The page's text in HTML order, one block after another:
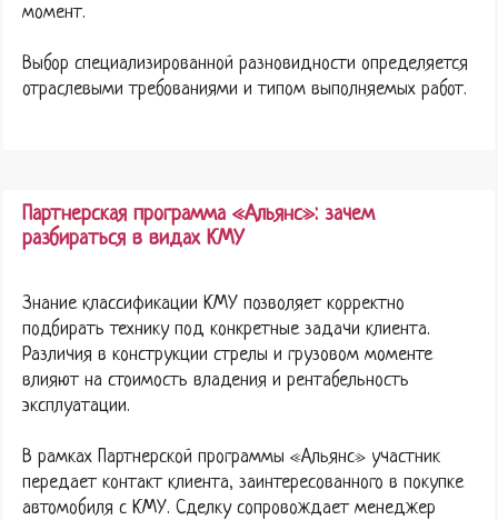
момент.
Выбор специализированной разновидности определяется
отраслевыми требованиями и типом выполняемых работ.
Партнерская программа «Альянс»: зачем
разбираться в видах КМУ
Знание классификации КМУ позволяет корректно
подбирать технику под конкретные задачи клиента.
Различия в конструкции стрелы и грузовом моменте
влияют на стоимость владения и рентабельность
эксплуатации.
В рамках Партнерской программы «Альянс» участник
передает контакт клиента, заинтересованного в покупке
автомобиля с КМУ. Сделку сопровождает менеджер